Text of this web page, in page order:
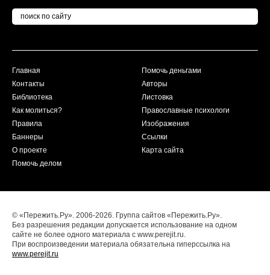
Главная
Контакты
Библиотека
Как молиться?
Правила
Баннеры
О проекте
Помочь делом
Помочь деньгами
Авторы
Листовка
Православные психологи
Изображения
Ссылки
Карта сайта
© «Пережить.Ру». 2006-2026. Группа сайтов «Пережить.Ру».
Без разрешения редакции допускается использование на одном
сайте не более одного материала с www.perejit.ru.
При воспроизведении материала обязательна гиперссылка на
www.perejit.ru